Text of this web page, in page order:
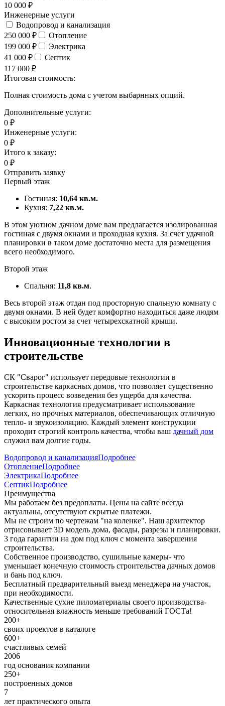
10 000 ₽
Инженерные услуги
Водопровод и канализация
250 000 ₽
Отопление
199 000 ₽
Электрика
41 000 ₽
Септик
117 000 ₽
Итоговая стоимость:
Полная стоимость дома с учетом выбарнных опций.
Дополнительные услуги:
0 ₽
Инженерные услуги:
0 ₽
Итого к заказу:
0 ₽
Отправить заявку
Первый этаж
Гостиная: 10,64 кв.м.
Кухня: 7,22 кв.м.
В этом уютном дачном доме вам предлагается изолированная
гостиная с двумя окнами и проходная кухня. За счет удачной
планировки в таком доме достаточно места для размещения
всего необходимого.
Второй этаж
Спальня: 11,8 кв.м.
Весь второй этаж отдан под просторную спальную комнату с
двумя окнами. В ней будет комфортно находиться даже людям
с высоким ростом за счет четырехскатной крыши.
Инновационные технологии в
строительстве
СК "Сварог" использует передовые технологии в
строительстве каркасных домов, что позволяет существенно
ускорить процесс возведения без ущерба для качества.
Каркасная технология предусматривает использование
легких, но прочных материалов, обеспечивающих отличную
тепло- и звукоизоляцию. Каждый элемент конструкции
проходит строгий контроль качества, чтобы ваш дачный дом
служил вам долгие годы.
Водопровод и канализацияПодробнее
ОтоплениеПодробнее
ЭлектрикаПодробнее
СептикПодробнее
Преимущества
Мы работаем без предоплаты. Цены на сайте всегда
актуальны, отсутствуют скрытые платежи.
Мы не строим по чертежам "на коленке". Наш архитектор
отрисовывает 3D модель дома, фасады, разрезы и планировки.
3 года гарантии на дом под ключ с момента завершения
строительства.
Собственное производство, сушильные камеры- что
уменьшает конечную стоимость строительства дачных домов
и бань под ключ.
Бесплатный предварительный выезд менеджера на участок,
при необходимости.
Качественные сухие пиломатериалы своего производства-
относительная влажность меньше требований ГОСТа!
200+
своих проектов в каталоге
600+
счастливых семей
2006
год основания компании
250+
построенных домов
7
лет практического опыта